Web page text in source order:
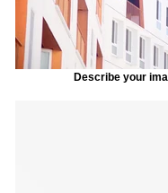
Describe your